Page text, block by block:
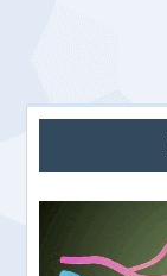
Sidebar
chính